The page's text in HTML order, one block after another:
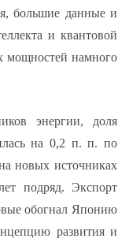
большие данные и
и квантовой
мощностей намного
энергии, доля
на 0,2 п. п. по
новых источниках
подряд. Экспорт
обогнал Японию
развития и